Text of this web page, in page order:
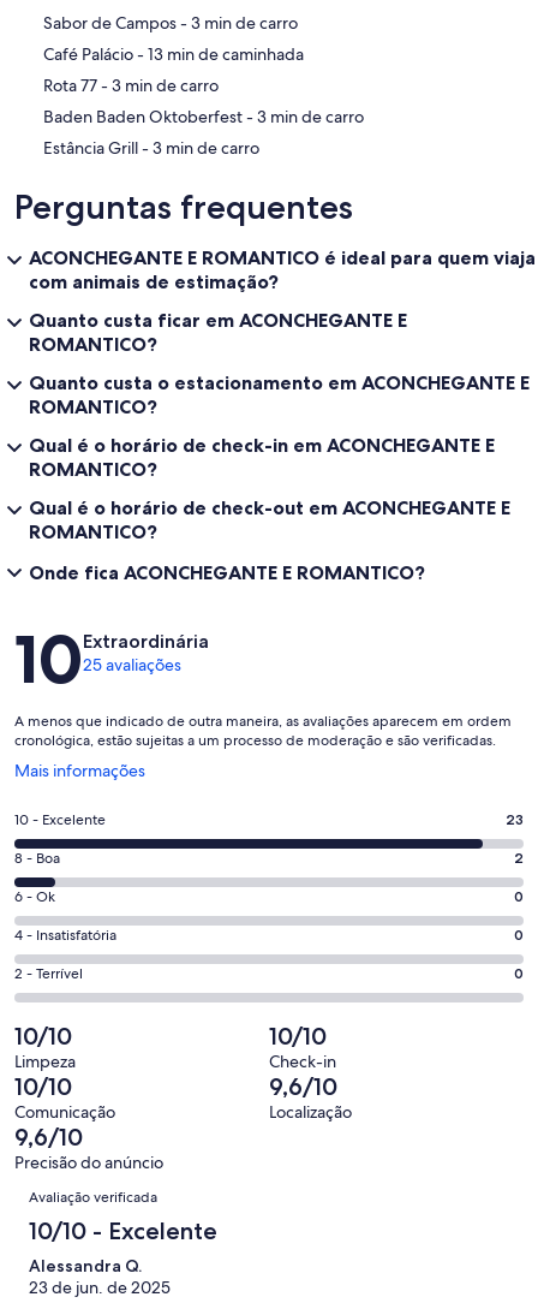
‪Sabor de Campos - ‬3 min de carro
‪Café Palácio - ‬13 min de caminhada
‪Rota 77 - ‬3 min de carro
‪Baden Baden Oktoberfest - ‬3 min de carro
‪Estância Grill - ‬3 min de carro
Perguntas frequentes
ACONCHEGANTE E ROMANTICO é ideal para quem viaja
com animais de estimação?
Quanto custa ficar em ACONCHEGANTE E
ROMANTICO?
Quanto custa o estacionamento em ACONCHEGANTE E
ROMANTICO?
Qual é o horário de check-in em ACONCHEGANTE E
ROMANTICO?
Qual é o horário de check-out em ACONCHEGANTE E
ROMANTICO?
Onde fica ACONCHEGANTE E ROMANTICO?
Avaliações
10Extraordinária
25 avaliações
A menos que indicado de outra maneira, as avaliações aparecem em ordem
cronológica, estão sujeitas a um processo de moderação e são verificadas.
Mais informações
Abre
uma
nova
janela
Nota
10
-
Excelente.
23
de
25
avaliações
10 - Excelente 23
Nota
8
-
Boa.
2
de
avaliações
8 - Boa 2
Nota
6
-
Ok.
0
de
25
avaliações
6 - Ok 0
Nota
4
-
0
de
25
avaliações
4 - Insatisfatória 0
Nota
2
-
Terrível.
0
de
25
avaliações
2 - Terrível 0
10/10
Limpeza
10/10
Check-in
10/10
Comunicação
9,6/10
Localização
9,6/10
Precisão do anúncio
Avaliações
Avaliação verificada
10/10 - Excelente
Alessandra Q.
23 de jun. de 2025